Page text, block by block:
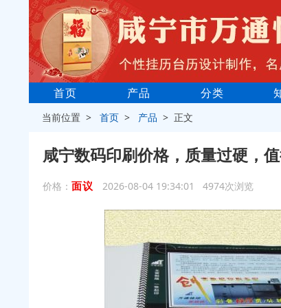
首页 产品 分类
当前位置 >首页 > 产品 > 正文
咸宁数码印刷价格，质量过硬，
价格： 面议 2026-08-04 19:34:01 4974次浏览